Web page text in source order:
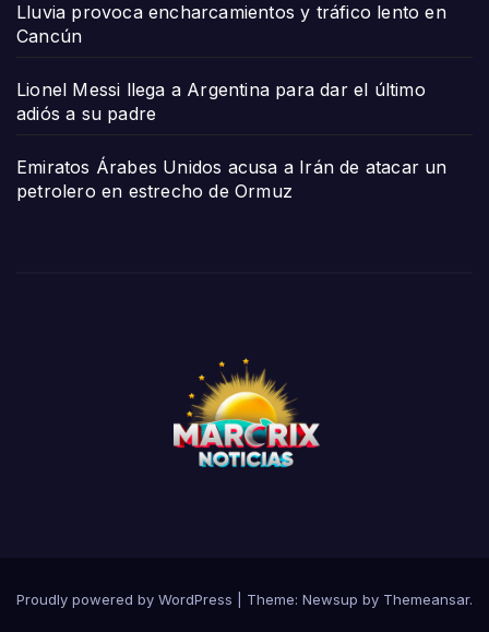
Lluvia provoca encharcamientos y tráfico lento en
Cancún
Lionel Messi llega a Argentina para dar el último
adiós a su padre
Emiratos Árabes Unidos acusa a Irán de atacar un
petrolero en estrecho de Ormuz
Proudly powered by WordPress Theme: Newsup by Themeansar.